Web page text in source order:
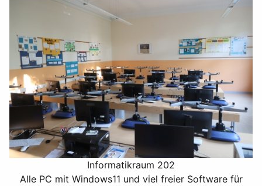
Informatikraum 202
Alle PC mit Windows11 und viel freier Software für